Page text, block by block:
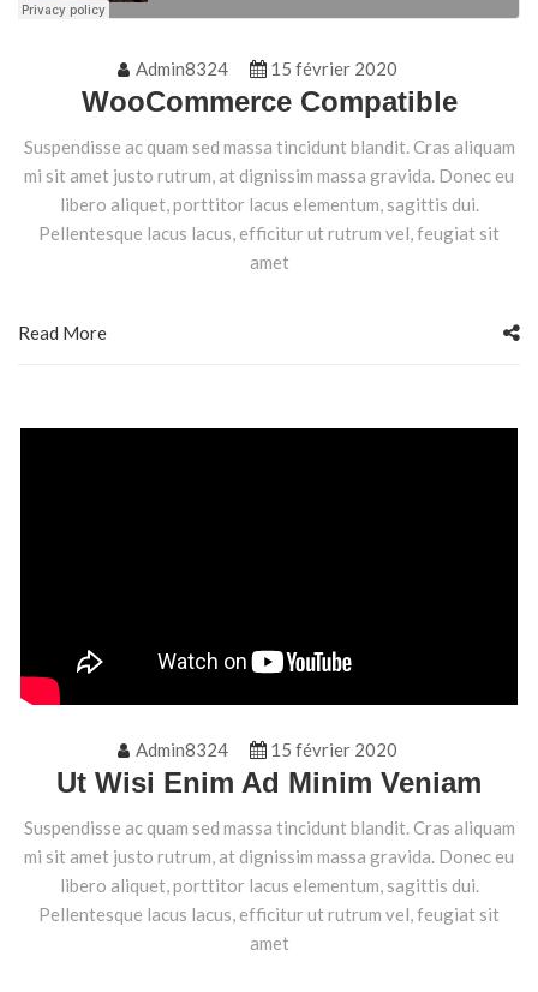
WooCommerce Compatible
Admin8324 15 février 2020
Suspendisse ac quam sed massa tincidunt blandit. Cras aliquam
mi sit amet justo rutrum, at dignissim massa gravida. Donec eu
libero aliquet, porttitor lacus elementum, sagittis dui.
Pellentesque lacus lacus, efficitur ut rutrum vel, feugiat sit
amet
Read More
Ut Wisi Enim Ad Minim Veniam
Admin8324 15 février 2020
Suspendisse ac quam sed massa tincidunt blandit. Cras aliquam
mi sit amet justo rutrum, at dignissim massa gravida. Donec eu
libero aliquet, porttitor lacus elementum, sagittis dui.
Pellentesque lacus lacus, efficitur ut rutrum vel, feugiat sit
amet